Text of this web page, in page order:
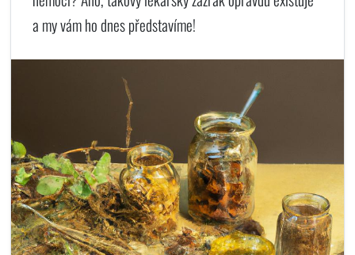
a my vám ho dnes představíme!